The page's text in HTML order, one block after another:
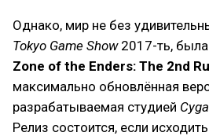
Однако, мир не без
Tokyo Game Show2017-ть, была
Zone of the Enders: The 2nd
максимально обновлённая
разрабатываемая студией
Релиз состоится, если